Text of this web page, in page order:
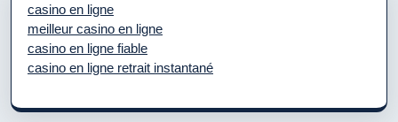
casino en ligne
meilleur casino en ligne
casino en ligne fiable
casino en ligne retrait instantané